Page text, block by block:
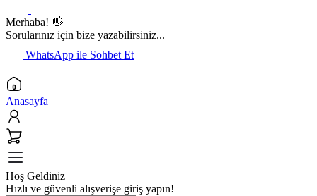
Merhaba! 👋
Sorularınız için bize yazabilirsiniz...
WhatsApp ile Sohbet Et
Anasayfa
Hoş Geldiniz
Hızlı ve güvenli alışverişe giriş yapın!